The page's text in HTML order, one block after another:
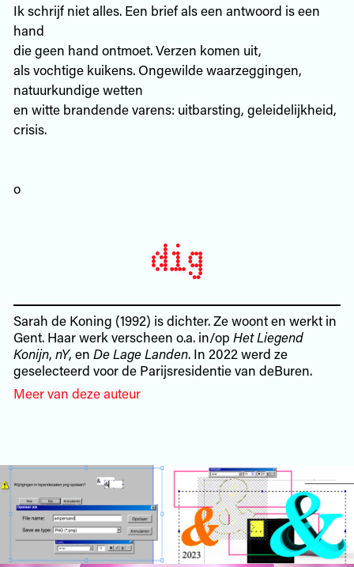
Ik schrijf niet alles. Een brief als een antwoord is een
hand
die geen hand ontmoet. Verzen komen uit,
als vochtige kuikens. Ongewilde waarzeggingen,
natuurkundige wetten
en witte brandende varens: uitbarsting, geleidelijkheid,
crisis.
o
Sarah de Koning (1992) is dichter. Ze woont en werkt in
Gent. Haar werk verscheen o.a. in/op Het Liegend
Konijn, nY, en De Lage Landen. In 2022 werd ze
geselecteerd voor de Parijsresidentie van deBuren.
Meer van deze auteur